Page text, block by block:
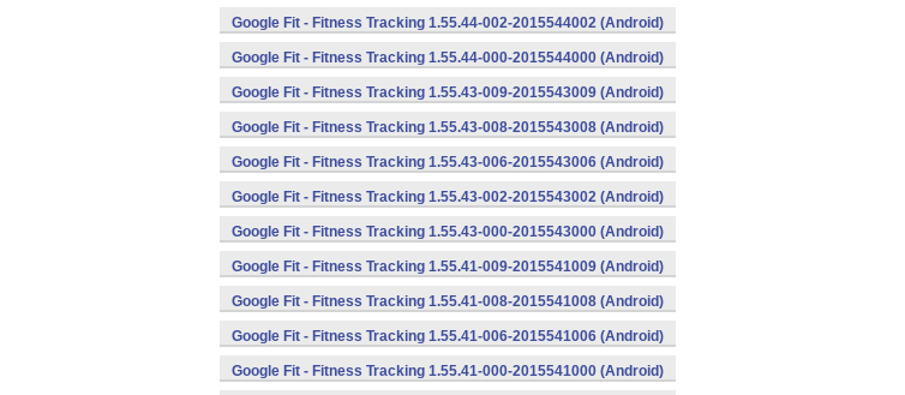
Google Fit - Fitness Tracking 1.55.44-002-2015544002 (Android)
Google Fit - Fitness Tracking 1.55.44-000-2015544000 (Android)
Google Fit - Fitness Tracking 1.55.43-009-2015543009 (Android)
Google Fit - Fitness Tracking 1.55.43-008-2015543008 (Android)
Google Fit - Fitness Tracking 1.55.43-006-2015543006 (Android)
Google Fit - Fitness Tracking 1.55.43-002-2015543002 (Android)
Google Fit - Fitness Tracking 1.55.43-000-2015543000 (Android)
Google Fit - Fitness Tracking 1.55.41-009-2015541009 (Android)
Google Fit - Fitness Tracking 1.55.41-008-2015541008 (Android)
Google Fit - Fitness Tracking 1.55.41-006-2015541006 (Android)
Google Fit - Fitness Tracking 1.55.41-000-2015541000 (Android)